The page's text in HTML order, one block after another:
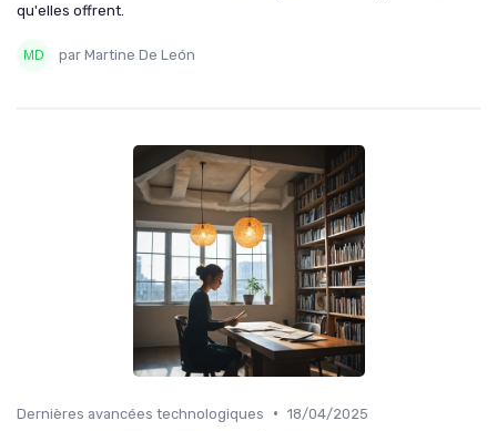
qu'elles offrent.
par Martine De León
Dernières avancées technologiques • 18/04/2025